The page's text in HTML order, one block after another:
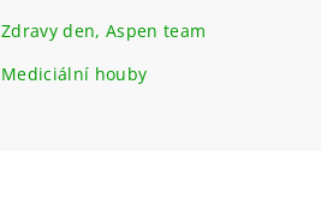
Zdravy den, Aspen team
Mediciální houby